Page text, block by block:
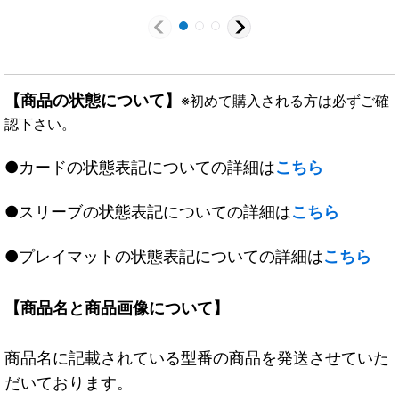
【商品の状態について】 ※初めて購入される方は必ずご確
認下さい。
●カードの状態表記についての詳細はこちら
●スリーブの状態表記についての詳細はこちら
●プレイマットの状態表記についての詳細はこちら
【商品名と商品画像について】
商品名に記載されている型番の商品を発送させていた
だいております。